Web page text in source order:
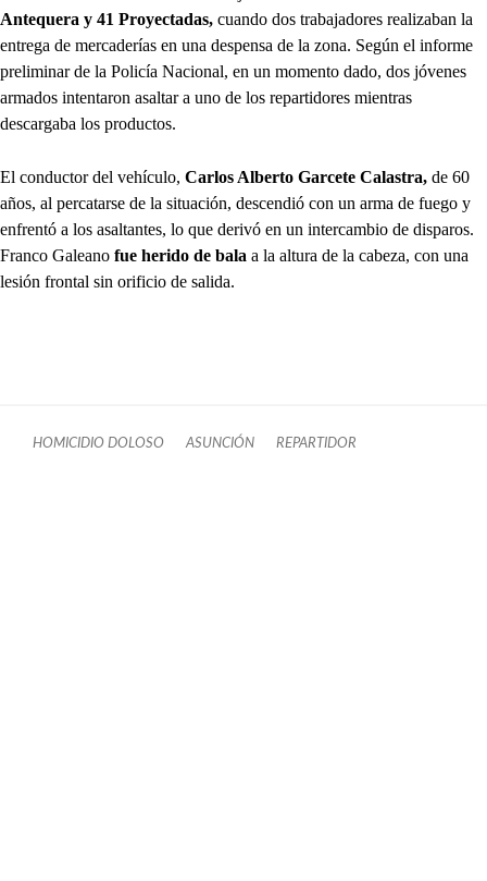
Antequera y 41 Proyectadas, cuando dos trabajadores realizaban la
entrega de mercaderías en una despensa de la zona. Según el informe
preliminar de la Policía Nacional, en un momento dado, dos jóvenes
armados intentaron asaltar a uno de los repartidores mientras
descargaba los productos.
El conductor del vehículo, Carlos Alberto Garcete Calastra, de 60
años, al percatarse de la situación, descendió con un arma de fuego y
enfrentó a los asaltantes, lo que derivó en un intercambio de disparos.
Franco Galeano fue herido de bala a la altura de la cabeza, con una
lesión frontal sin orificio de salida.
HOMICIDIO DOLOSO ASUNCIÓN REPARTIDOR